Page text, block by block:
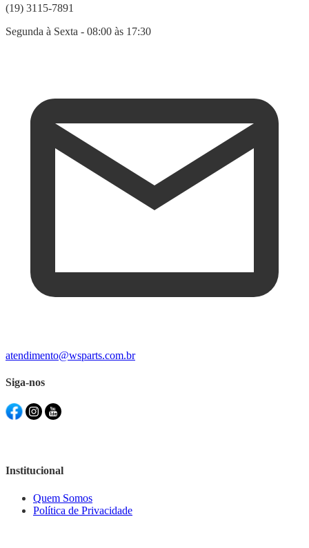
(19) 3115-7891
Segunda à Sexta - 08:00 às 17:30
atendimento@wsparts.com.br
Siga-nos
Institucional
Quem Somos
Política de Privacidade